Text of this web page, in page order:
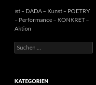
ist – DADA – Kunst – POETRY
– Performance – KONKRET –
Aktion
Suchen
nach:
KATEGORIEN